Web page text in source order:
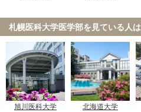
札幌医科大学医学部を見ている人は
旭川医科大学 北海道大学